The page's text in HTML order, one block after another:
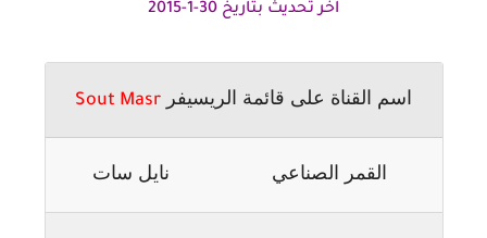
اخر تحديث بتاريخ 30-1-2015
اسم القناة على قائمة الريسيفر Sout Masr
القمر الصناعي نايل سات